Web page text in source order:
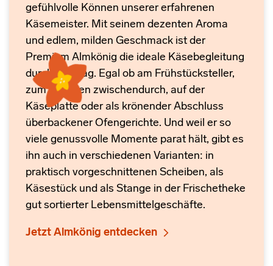
gefühlvolle Können unserer erfahrenen
Käsemeister. Mit seinem dezenten Aroma
und edlem, milden Geschmack ist der
Premium Almkönig die ideale Käsebegleitung
durch den Tag. Egal ob am Frühstücksteller,
zum Snacken zwischendurch, auf der
Käseplatte oder als krönender Abschluss
überbackener Ofengerichte. Und weil er so
viele genussvolle Momente parat hält, gibt es
ihn auch in verschiedenen Varianten: in
praktisch vorgeschnittenen Scheiben, als
Käsestück und als Stange in der Frischetheke
gut sortierter Lebensmittelgeschäfte.
Jetzt Almkönig entdecken